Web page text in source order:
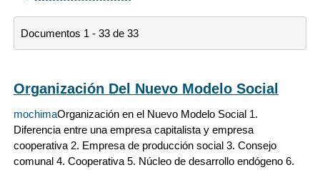
Documentos 1 - 33 de 33
Organización Del Nuevo Modelo Social
mochimaOrganización en el Nuevo Modelo Social 1.
Diferencia entre una empresa capitalista y empresa
cooperativa 2. Empresa de producción social 3. Consejo
comunal 4. Cooperativa 5. Núcleo de desarrollo endógeno 6.